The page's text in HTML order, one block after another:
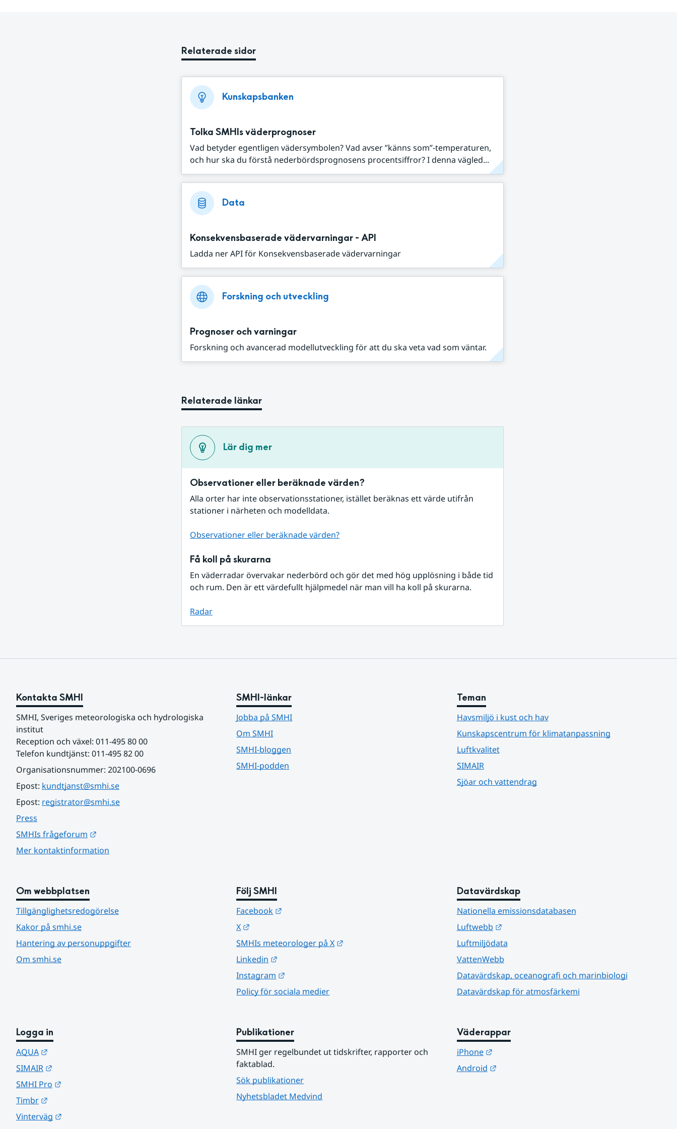
Relaterade sidor
Kunskapsbanken
Tolka SMHIs väderprognoser
Vad betyder egentligen vädersymbolen? Vad avser ”känns som”-temperaturen,
och hur ska du förstå nederbördsprognosens procentsiffror? I denna vägled...
Data
Konsekvensbaserade vädervarningar - API
Ladda ner API för Konsekvensbaserade vädervarningar
Forskning och utveckling
Prognoser och varningar
Forskning och avancerad modellutveckling för att du ska veta vad som väntar.
Relaterade länkar
Lär dig mer
Observationer eller beräknade värden?
Alla orter har inte observationsstationer, istället beräknas ett värde utifrån
stationer i närheten och modelldata.
Observationer eller beräknade värden?
Få koll på skurarna
En väderradar övervakar nederbörd och gör det med hög upplösning i både tid
och rum. Den är ett värdefullt hjälpmedel när man vill ha koll på skurarna.
Radar
Kontakta SMHI
SMHI, Sveriges meteorologiska och hydrologiska
institut
Reception och växel: 011-495 80 00
Telefon kundtjänst: 011-495 82 00
Organisationsnummer: 202100-0696
Epost: kundtjanst@smhi.se
Epost: registrator@smhi.se
Press
SMHIs frågeforum
Mer kontaktinformation
SMHI-länkar
Jobba på SMHI
Om SMHI
SMHI-bloggen
SMHI-podden
Teman
Havsmiljö i kust och hav
Kunskapscentrum för klimatanpassning
Luftkvalitet
SIMAIR
Sjöar och vattendrag
Om webbplatsen
Tillgänglighetsredogörelse
Kakor på smhi.se
Hantering av personuppgifter
Om smhi.se
Följ SMHI
Facebook
X
SMHIs meteorologer på X
Linkedin
Instagram
Policy för sociala medier
Datavärdskap
Nationella emissionsdatabasen
Luftwebb
Länk till annan webbplats.
Luftmiljödata
VattenWebb
Datavärdskap, oceanografi och marinbiologi
Datavärdskap för atmosfärkemi
Logga in
AQUA
SIMAIR
SMHI Pro
Timbr
Vinterväg
Publikationer
SMHI ger regelbundet ut tidskrifter, rapporter och
faktablad.
Sök publikationer
Nyhetsbladet Medvind
Väderappar
iPhone
Länk till annan webbplats.
Android
Länk till annan webbplats.